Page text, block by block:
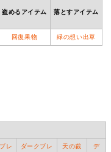
盗めるアイテム
落とすアイテム
回復果物 緑の想い出草
レ
ダークブレ
天の裁
デ